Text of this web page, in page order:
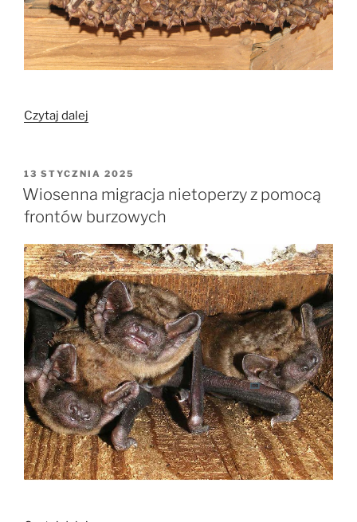
Czytaj dalej
much
–
elastyczność
pokarmowa
nocka
orzęsionego
jako
sprzymierzeńca
rolników
w
walce
ze
szkodnikami”
OPUBLIKOWANE
W
13 STYCZNIA 2025
Wiosenna migracja nietoperzy z pomocą
frontów burzowych